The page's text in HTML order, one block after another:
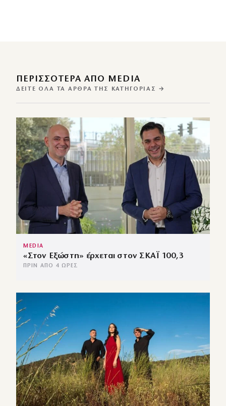
ΠΕΡΙΣΣΌΤΕΡΑ ΑΠΌ MEDIA
ΔΕΊΤΕ ΌΛΑ ΤΑ ΆΡΘΡΑ ΤΗΣ ΚΑΤΗΓΟΡΊΑΣ →
MEDIA
«Στον Εξώστη» έρχεται στον ΣΚΑΪ 100,3
ΠΡΙΝ ΑΠΌ 4 ΏΡΕΣ